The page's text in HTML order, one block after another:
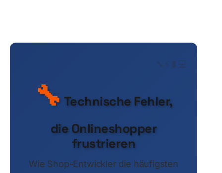
⚡ 🐛 💻
🔧 Technische Fehler,
die Onlineshopper
frustrieren
Wie Shop-Entwickler die häufigsten